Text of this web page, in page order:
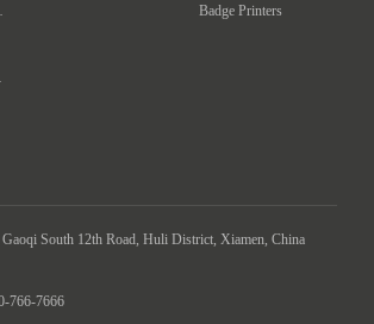
Badge Printers
South 12th Road, Huli District, Xiamen, China
766-7666